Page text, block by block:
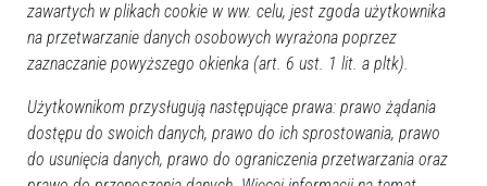
Mirosław Augustyniak chce
kandydować do Senatu!
Zbiera już podpisy
Wybory 2023: Potwierdziły się
nasze informacje. Znamy
nazwisko kandydata paktu
zawartych w plikach cookie w ww. celu, jest zgoda użytkownika
na przetwarzanie danych osobowych wyrażona poprzez
zaznaczanie powyższego okienka (art. 6 ust. 1 lit. a pltk).
Użytkownikom przysługują następujące prawa: prawo żądania
dostępu do swoich danych, prawo do ich sprostowania, prawo
do usunięcia danych, prawo do ograniczenia przetwarzania oraz